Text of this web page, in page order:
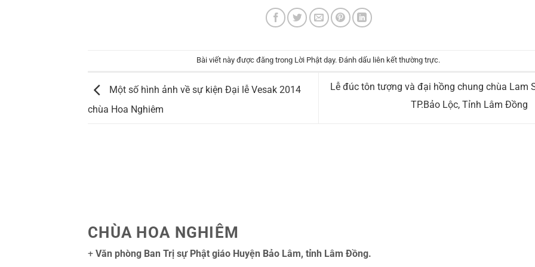
Bài viết này được đăng trong Lời Phật dạy. Đánh dấu liên kết thường trực.
Một số hình ảnh về sự kiện Đại lễ Vesak 2014
chùa Hoa Nghiêm
Lễ đúc tôn tượng và đại hồng chung chùa Lam
TP.Bảo Lộc, Tỉnh Lâm Đồng
CHÙA HOA NGHIÊM
+ Văn phòng Ban Trị sự Phật giáo Huyện Bảo Lâm, tỉnh Lâm Đồng.